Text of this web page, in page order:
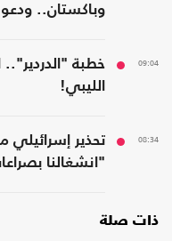
وباكستان..
09:04
خطبة
الليبي!
08:34
تحذير
"انشغالنا
ذات صلة